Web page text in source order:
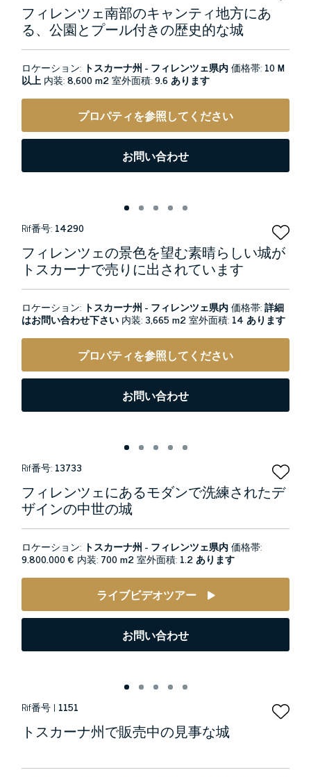
フィレンツェ南部のキャンティ地方にあ
る、公園とプール付きの歴史的な城
ロケーション: トスカーナ州 - フィレンツェ県内価格帯: 10 M
以上 内装:8,600 m2室外面積:9.6 あります
プロパティを参照してください
お問い合わせ
Rif番号: 14290
フィレンツェの景色を望む素晴らしい城が
トスカーナで売りに出されています
ロケーション: トスカーナ州 - フィレンツェ県内価格帯:詳細
はお問い合わせ下さい 内装:3,665 m2室外面積: 14 あります
プロパティを参照してください
お問い合わせ
Rif番号: 13733
フィレンツェにあるモダンで洗練されたデ
ザインの中世の城
ロケーション: トスカーナ州 - フィレンツェ県内価格帯:
9.800.000 € 内装: 700 m2室外面積: 1.2 あります
ライブビデオツアー
お問い合わせ
Rif番号 | 1151
トスカーナ州で販売中の見事な城